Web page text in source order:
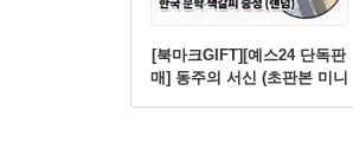
[북마크GIFT][예스24 단독판
매] 동주의 서신 (초판본 미니